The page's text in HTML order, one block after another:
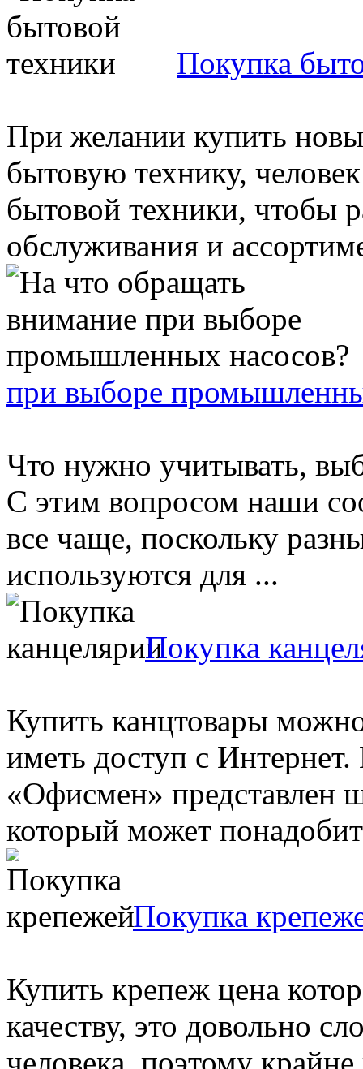
Покупка
При желании купить
бытовую технику,
бытовой техники, чтобы
обслуживания и
при выборе
Что нужно учитывать,
С этим вопросом наши
все чаще, поскольку
используются для ...
Покупка
Купить канцтовары
иметь доступ с
«Офисмен» представлен
который может
Покупка
Купить крепеж цена
качеству, это довольно
человека, поэтому